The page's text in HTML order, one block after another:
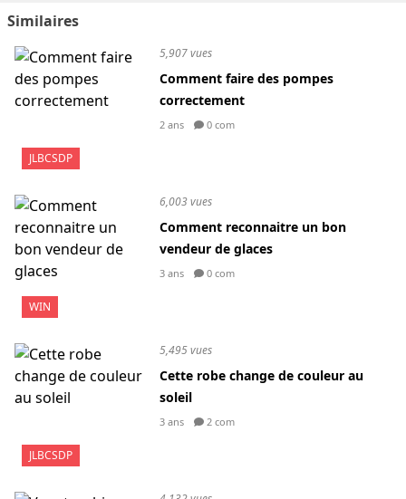
Similaires
JLBCSDP
5,907 vues
Comment faire des pompes
correctement
2 ans 0 com
WIN
6,003 vues
Comment reconnaitre un bon
vendeur de glaces
3 ans 0 com
JLBCSDP
5,495 vues
Cette robe change de couleur au
soleil
3 ans 2 com